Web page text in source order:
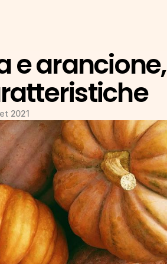
e arancione,
2021